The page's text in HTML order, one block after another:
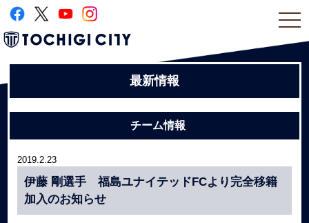
最新情報
チーム情報
2019.2.23
伊藤 剛選手 福島ユナイテッドFCより完全移籍
加入のお知らせ